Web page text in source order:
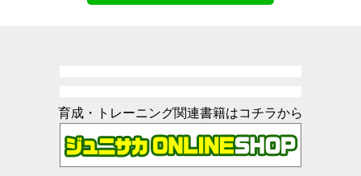
育成・トレーニング関連書籍はコチラから